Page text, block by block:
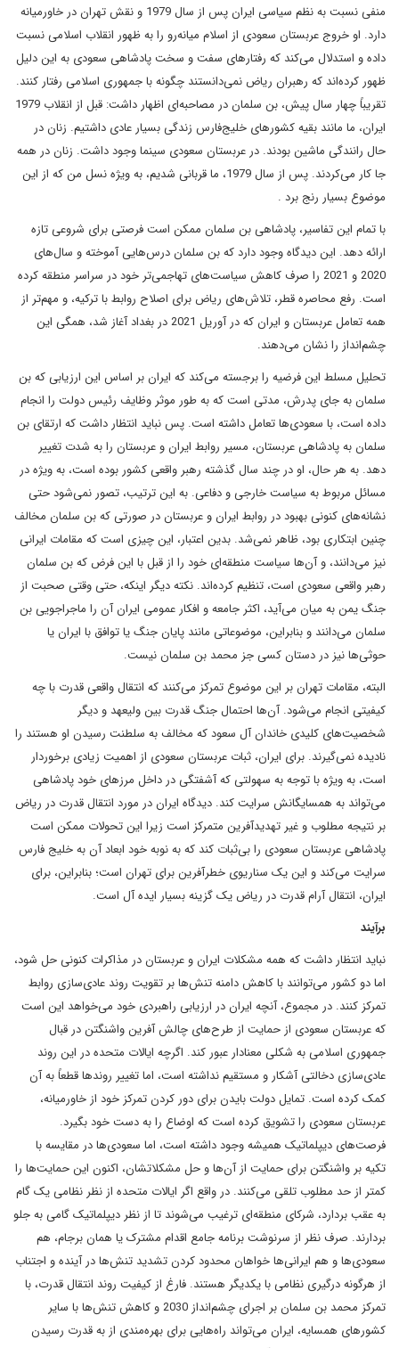
منفی نسبت به نظم سیاسی ایران پس از سال 1979 و نقش تهران در خاورمیانه
دارد. او خروج عربستان سعودی از اسلام میانه‌رو را به ظهور انقلاب اسلامی نسبت
داده و استدلال می‌کند که رفتارهای سفت و سخت پادشاهی سعودی به این دلیل
ظهور کرده‌اند که رهبران ریاض نمی‌دانستند چگونه با جمهوری اسلامی رفتار کنند.
تقریباً چهار سال پیش، بن سلمان در مصاحبه‌ای اظهار داشت: قبل از انقلاب 1979
ایران، ما مانند بقیه کشورهای خلیج‌فارس زندگی بسیار عادی داشتیم. زنان در
حال رانندگی ماشین بودند. در عربستان سعودی سینما وجود داشت. زنان در همه
جا کار می‌کردند. پس از سال 1979، ما قربانی شدیم، به ویژه نسل من که از این
موضوع بسیار رنج برد .
با تمام این تفاسیر، پادشاهی بن سلمان ممکن است فرصتی برای شروعی تازه
ارائه دهد. این دیدگاه وجود دارد که بن سلمان درس‌هایی آموخته و سال‌های
2020 و 2021 را صرف کاهش سیاست‌های تهاجمی‌تر خود در سراسر منطقه کرده
است. رفع محاصره قطر، تلاش‌های ریاض برای اصلاح روابط با ترکیه، و مهم‌تر از
همه تعامل عربستان و ایران که در آوریل 2021 در بغداد آغاز شد، همگی این
چشم‌انداز را نشان می‌دهند.
تحلیل مسلط این فرضیه را برجسته می‌کند که ایران بر اساس این ارزیابی که بن
سلمان به جای پدرش، مدتی است که به طور موثر وظایف رئیس دولت را انجام
داده است، با سعودی‌ها تعامل داشته است. پس نباید انتظار داشت که ارتقای بن
سلمان به پادشاهی عربستان، مسیر روابط ایران و عربستان را به شدت تغییر
دهد. به هر حال، او در چند سال گذشته رهبر واقعی کشور بوده است، به ویژه در
مسائل مربوط به سیاست خارجی و دفاعی. به این ترتیب، تصور نمی‌شود حتی
نشانه‌های کنونی بهبود در روابط ایران و عربستان در صورتی که بن سلمان مخالف
چنین ابتکاری بود، ظاهر نمی‌شد. بدین اعتبار، این چیزی است که مقامات ایرانی
نیز می‌دانند، و آن‌ها سیاست منطقه‌ای خود را از قبل با این فرض که بن سلمان
رهبر واقعی سعودی است، تنظیم کرده‌اند. نکته دیگر اینکه، حتی وقتی صحبت از
جنگ یمن به میان می‌آید، اکثر جامعه و افکار عمومی ایران آن را ماجراجویی بن
سلمان می‌دانند و بنابراین، موضوعاتی مانند پایان جنگ یا توافق با ایران یا
حوثی‌ها نیز در دستان کسی جز محمد بن سلمان نیست.
البته، مقامات تهران بر این موضوع تمرکز می‌کنند که انتقال واقعی قدرت با چه
کیفیتی انجام می‌شود. آن‌ها احتمال جنگ قدرت بین ولیعهد و دیگر
شخصیت‌های کلیدی خاندان آل سعود که مخالف به سلطنت رسیدن او هستند را
نادیده نمی‌گیرند. برای ایران، ثبات عربستان سعودی از اهمیت زیادی برخوردار
است، به ویژه با توجه به سهولتی که آشفتگی در داخل مرزهای خود پادشاهی
می‌تواند به همسایگانش سرایت کند. دیدگاه ایران در مورد انتقال قدرت در ریاض
بر نتیجه مطلوب و غیر تهدیدآفرین متمرکز است زیرا این تحولات ممکن است
پادشاهی عربستان سعودی را بی‌ثبات کند که به نوبه خود ابعاد آن به خلیج فارس
سرایت می‌کند و این یک سناریوی خطرآفرین برای تهران است؛ بنابراین، برای
ایران، انتقال آرام قدرت در ریاض یک گزینه بسیار ایده آل است.
برآیند
نباید انتظار داشت که همه مشکلات ایران و عربستان در مذاکرات کنونی حل شود،
اما دو کشور می‌توانند با کاهش دامنه تنش‌ها بر تقویت روند عادی‌سازی روابط
تمرکز کنند. در مجموع، آنچه ایران در ارزیابی راهبردی خود می‌خواهد این است
که عربستان سعودی از حمایت از طرح‌های چالش آفرین واشنگتن در قبال
جمهوری اسلامی به شکلی معنادار عبور کند. اگرچه ایالات متحده در این روند
عادی‌سازی دخالتی آشکار و مستقیم نداشته است، اما تغییر روندها قطعاً به آن
کمک کرده است. تمایل دولت بایدن برای دور کردن تمرکز خود از خاورمیانه،
عربستان سعودی را تشویق کرده است که اوضاع را به دست خود بگیرد.
فرصت‌های دیپلماتیک همیشه وجود داشته است، اما سعودی‌ها در مقایسه با
تکیه بر واشنگتن برای حمایت از آن‌ها و حل مشکلاتشان، اکنون این حمایت‌ها را
کمتر از حد مطلوب تلقی می‌کنند. در واقع اگر ایالات متحده از نظر نظامی یک گام
به عقب بردارد، شرکای منطقه‌ای ترغیب می‌شوند تا از نظر دیپلماتیک گامی به جلو
بردارند. صرف نظر از سرنوشت برنامه جامع اقدام مشترک یا همان برجام، هم
سعودی‌ها و هم ایرانی‌ها خواهان محدود کردن تشدید تنش‌ها در آینده و اجتناب
از هرگونه درگیری نظامی با یکدیگر هستند. فارغ از کیفیت روند انتقال قدرت، با
تمرکز محمد بن سلمان بر اجرای چشم‌انداز 2030 و کاهش تنش‌ها با سایر
کشورهای همسایه، ایران می‌تواند راه‌هایی برای بهره‌مندی از به قدرت رسیدن